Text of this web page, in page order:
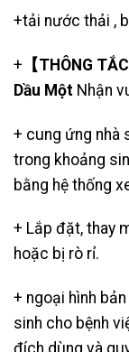
+tải nước thải ,
+ 【THÔNG
Dầu Một Nhận
+ cung ứng nhà
trong khoảng
bằng hệ thống
+ Lắp đặt, thay
hoặc bị rò rỉ.
+ ngoại hình
sinh cho bệnh